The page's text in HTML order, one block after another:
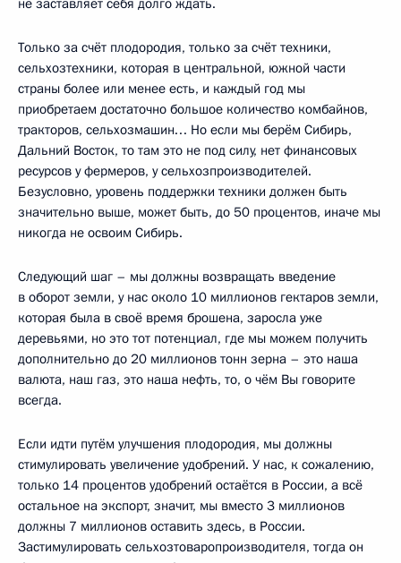
Только за счёт плодородия, только за счёт техники,
сельхозтехники, которая в центральной, южной части
страны более или менее есть, и каждый год мы
приобретаем достаточно большое количество комбайнов,
тракторов, сельхозмашин… Но если мы берём Сибирь,
Дальний Восток, то там это не под силу, нет финансовых
ресурсов у фермеров, у сельхозпроизводителей.
Безусловно, уровень поддержки техники должен быть
значительно выше, может быть, до 50 процентов, иначе мы
никогда не освоим Сибирь.
Следующий шаг – мы должны возвращать введение
в оборот земли, у нас около 10 миллионов гектаров земли,
которая была в своё время брошена, заросла уже
деревьями, но это тот потенциал, где мы можем получить
дополнительно до 20 миллионов тонн зерна – это наша
валюта, наш газ, это наша нефть, то, о чём Вы говорите
всегда.
Если идти путём улучшения плодородия, мы должны
стимулировать увеличение удобрений. У нас, к сожалению,
только 14 процентов удобрений остаётся в России, а всё
остальное на экспорт, значит, мы вместо 3 миллионов
должны 7 миллионов оставить здесь, в России.
Застимулировать сельхозтоваропроизводителя, тогда он